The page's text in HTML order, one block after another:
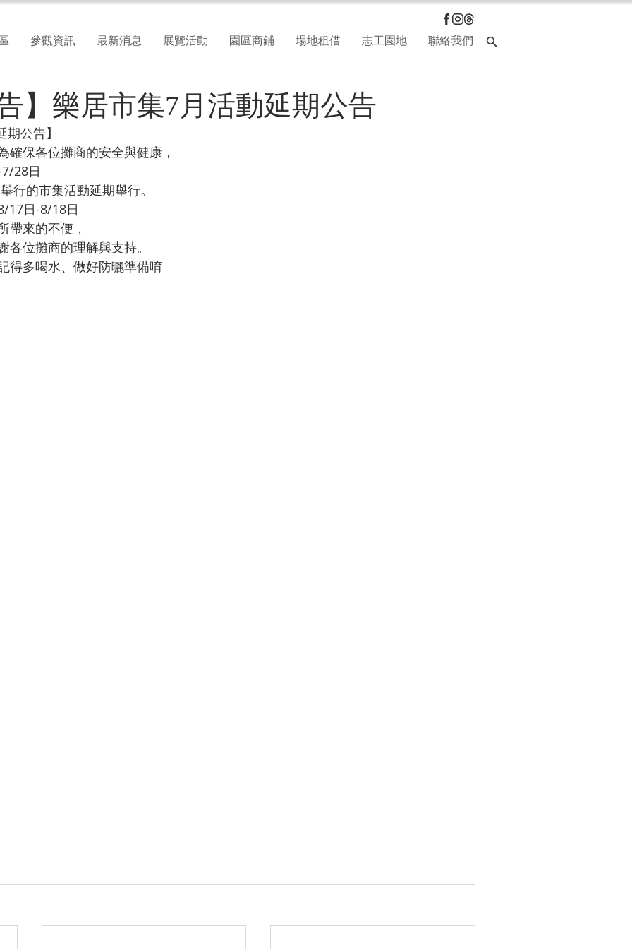
參觀資訊 最新消息 展覽活動 園區商鋪 場地租借 志工園地 聯絡我們
】樂居市集7月活動延期公告
公告】
確保各位攤商的安全與健康，
28日
行的市集活動延期舉行。
17日-8/18日
帶來的不便，
各位攤商的理解與支持。
得多喝水、做好防曬準備唷